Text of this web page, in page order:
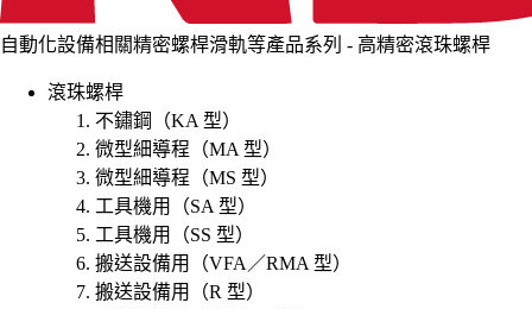
自動化設備相關精密螺桿滑軌等產品系列 - 高精密滾珠螺桿
滾珠螺桿
不鏽鋼（KA 型）
微型細導程（MA 型）
微型細導程（MS 型）
工具機用（SA 型）
工具機用（SS 型）
搬送設備用（VFA／RMA 型）
搬送設備用（R 型）